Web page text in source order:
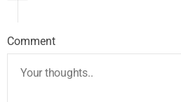
Comment